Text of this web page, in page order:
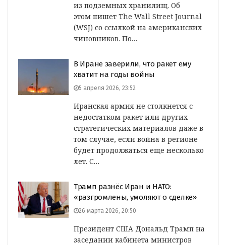
из подземных хранилищ. Об
этом пишет The Wall Street Journal
(WSJ) со ссылкой на американских
чиновников. По…
В Иране заверили, что ракет ему
хватит на годы войны
5 апреля 2026, 23:52
Иранская армия не столкнется с
недостатком ракет или других
стратегических материалов даже в
том случае, если война в регионе
будет продолжаться еще несколько
лет. С…
Трамп разнёс Иран и НАТО:
«разгромлены, умоляют о сделке»
26 марта 2026, 20:50
Президент США Дональд Трамп на
заседании кабинета министров